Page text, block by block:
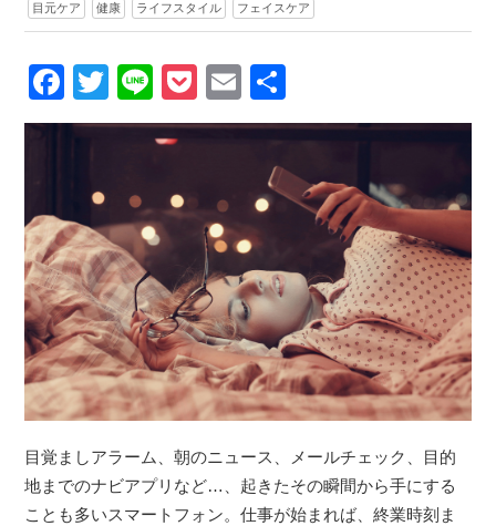
目元ケア 健康 ライフスタイル フェイスケア
Facebook
Twitter
LinePocket
Email
目覚ましアラーム、朝のニュース、メールチェック、目的
地までのナビアプリなど…、起きたその瞬間から手にする
ことも多いスマートフォン。仕事が始まれば、終業時刻ま